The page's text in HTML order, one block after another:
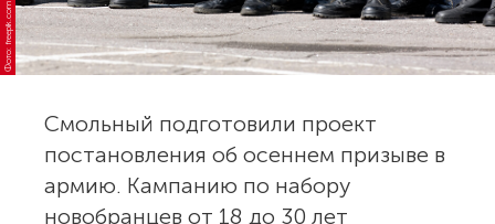
Фото: freepik.com
Смольный подготовили проект
постановления об осеннем призыве в
армию. Кампанию по набору
новобранцев от 18 до 30 лет